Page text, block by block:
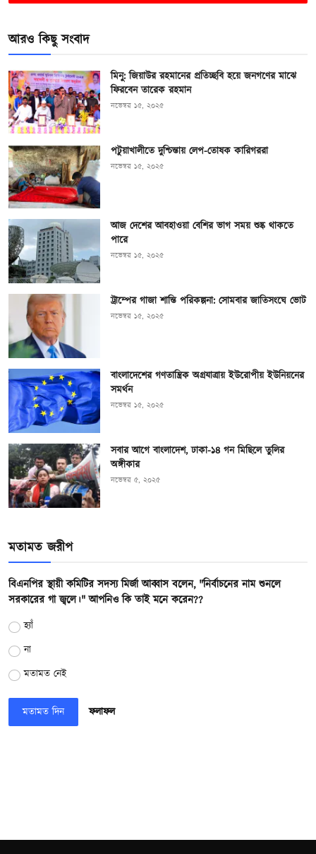
আরও কিছু সংবাদ
মিনু: জিয়াউর রহমানের প্রতিচ্ছবি হয়ে জনগণের মাঝে
ফিরবেন তারেক রহমান
নভেম্বর ১৫, ২০২৫
পটুয়াখালীতে দুশ্চিন্তায় লেপ-তোষক কারিগররা
নভেম্বর ১৫, ২০২৫
আজ দেশের আবহাওয়া বেশির ভাগ সময় শুষ্ক থাকতে
পারে
নভেম্বর ১৫, ২০২৫
ট্রাম্পের গাজা শান্তি পরিকল্পনা: সোমবার জাতিসংঘে ভোট
নভেম্বর ১৫, ২০২৫
বাংলাদেশের গণতান্ত্রিক অগ্রযাত্রায় ইউরোপীয় ইউনিয়নের
সমর্থন
নভেম্বর ১৫, ২০২৫
সবার আগে বাংলাদেশ, ঢাকা-১৪ গন মিছিলে তুলির
অঙ্গীকার
নভেম্বর ৫, ২০২৫
মতামত জরীপ
বিএনপির স্থায়ী কমিটির সদস্য মির্জা আব্বাস বলেন, "নির্বাচনের নাম শুনলে
সরকারের গা জ্বলে।" আপনিও কি তাই মনে করেন??
হ্যাঁ
না
মতামত নেই
মতামত দিন ফলাফল